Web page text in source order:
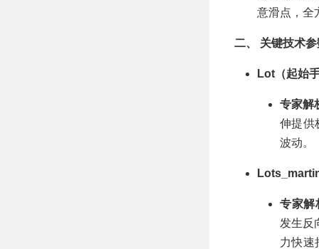
意滑点，全
二、 关键技术
Lot（起始
专家解
伸提供
波动。
专家解
发生反
力快速